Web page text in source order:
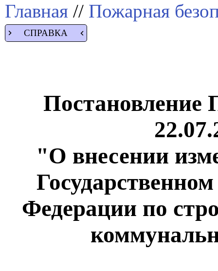
Главная // Пожарная
СПРАВКА
Постановление
"О внесении
Федерации по